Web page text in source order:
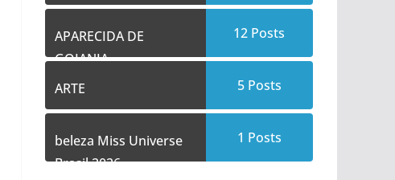
APARECIDA DE
GOIANIA
12 Posts
ARTE 5 Posts
beleza Miss Universe
Brasil 2026
1 Posts